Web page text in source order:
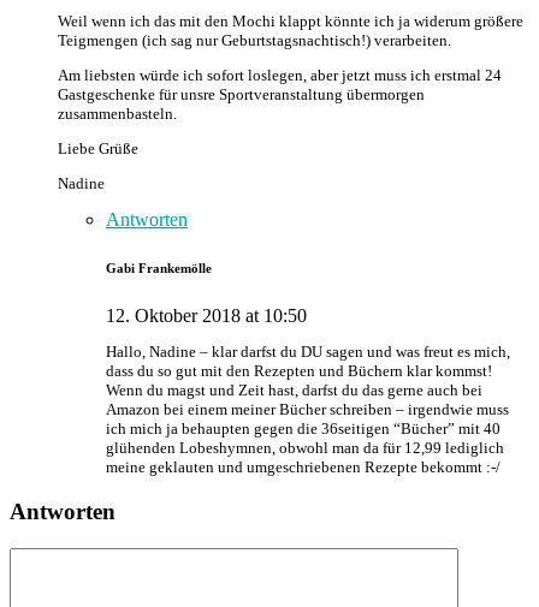
Weil wenn ich das mit den Mochi klappt könnte ich ja widerum größere
Teigmengen (ich sag nur Geburtstagsnachtisch!) verarbeiten.
Am liebsten würde ich sofort loslegen, aber jetzt muss ich erstmal 24
Gastgeschenke für unsre Sportveranstaltung übermorgen
zusammenbasteln.
Liebe Grüße
Nadine
Antworten
Gabi Frankemölle
12. Oktober 2018 at 10:50
Hallo, Nadine – klar darfst du DU sagen und was freut es mich,
dass du so gut mit den Rezepten und Büchern klar kommst!
Wenn du magst und Zeit hast, darfst du das gerne auch bei
Amazon bei einem meiner Bücher schreiben – irgendwie muss
ich mich ja behaupten gegen die 36seitigen “Bücher” mit 40
glühenden Lobeshymnen, obwohl man da für 12,99 lediglich
meine geklauten und umgeschriebenen Rezepte bekommt :-/
Antworten